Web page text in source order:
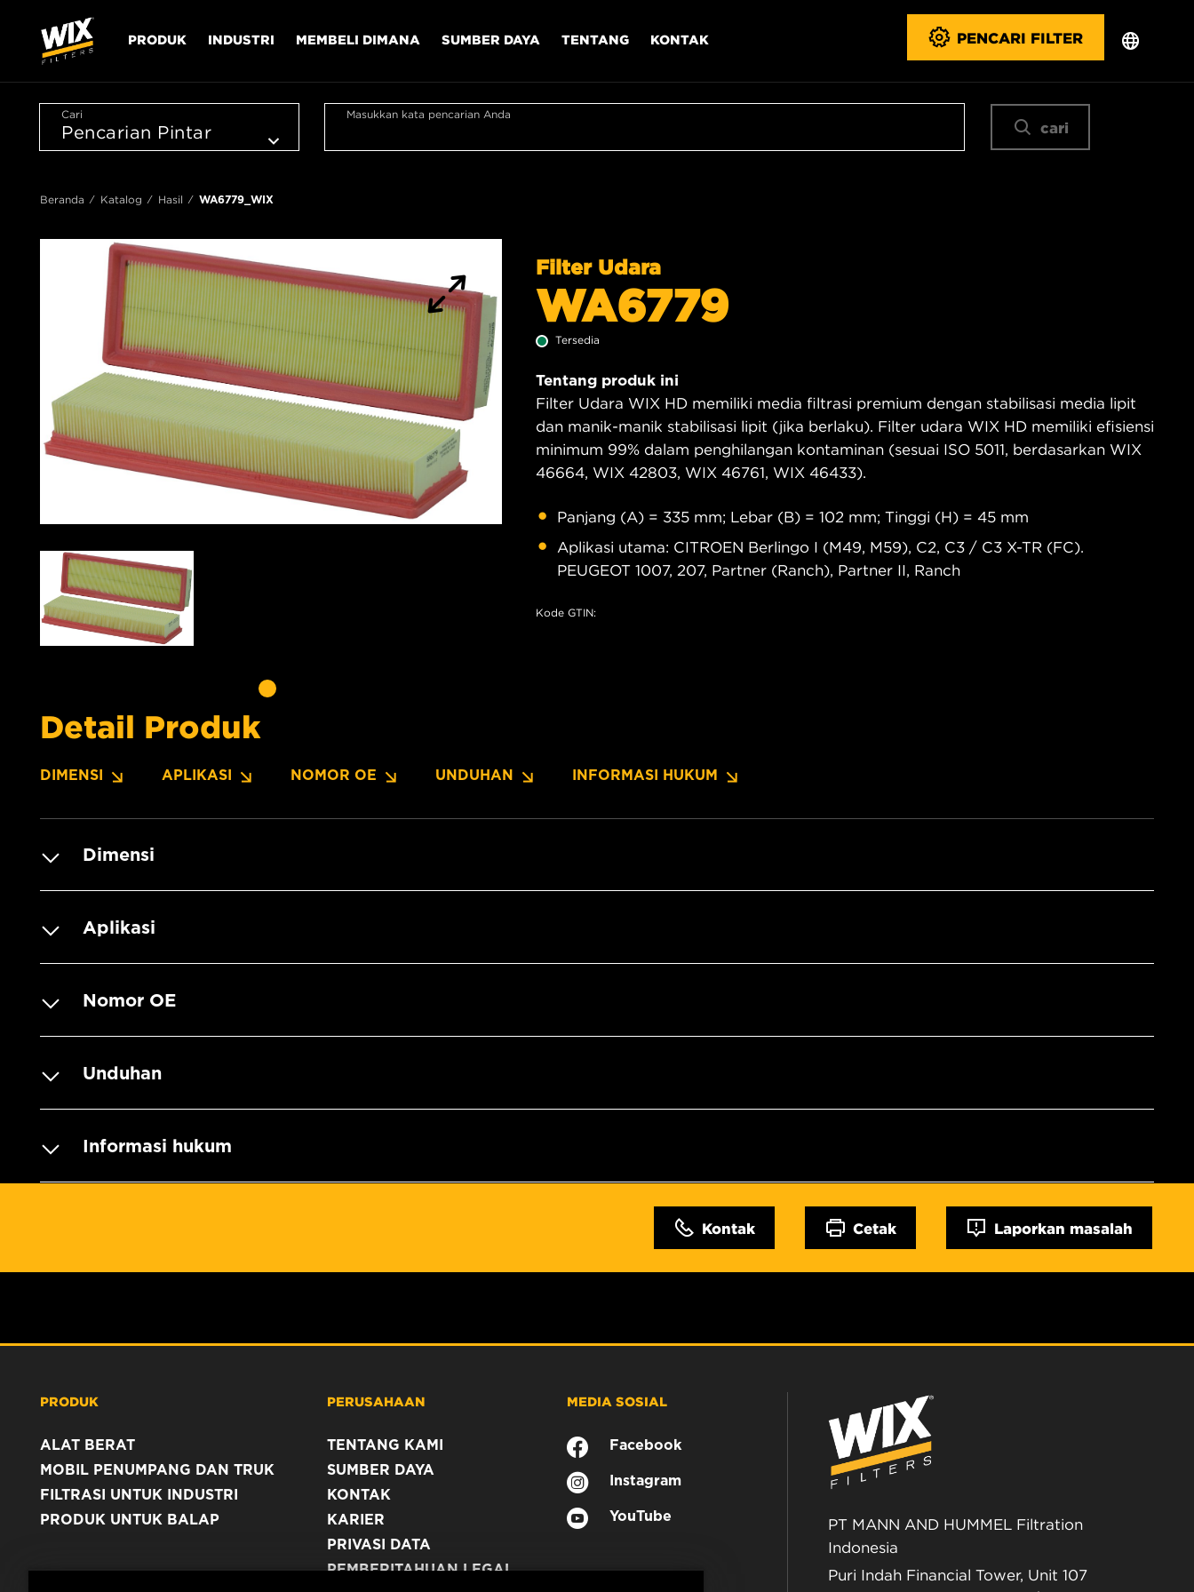
PRODUK INDUSTRI MEMBELI DIMANA SUMBER DAYA TENTANG KONTAK PENCARI FILTER
Cari Masukkan kata pencarian Anda
cari
Beranda Katalog Hasil WA6779_WIX
Filter Udara
WA6779
Tersedia
Tentang produk ini
Filter Udara WIX HD memiliki media filtrasi premium dengan stabilisasi media lipit
dan manik-manik stabilisasi lipit (jika berlaku). Filter udara WIX HD memiliki efisiensi
minimum 99% dalam penghilangan kontaminan (sesuai ISO 5011, berdasarkan WIX
46664, WIX 42803, WIX 46761, WIX 46433).
Panjang (A) = 335 mm; Lebar (B) = 102 mm; Tinggi (H) = 45 mm
Aplikasi utama: CITROEN Berlingo I (M49, M59), C2, C3 / C3 X-TR (FC).
PEUGEOT 1007, 207, Partner (Ranch), Partner II, Ranch
Kode GTIN:
Detail Produk
DIMENSI APLIKASI NOMOR OE UNDUHAN INFORMASI HUKUM
Dimensi
Aplikasi
Nomor OE
Unduhan
Informasi hukum
Kontak Cetak Laporkan masalah
PRODUK
ALAT BERAT
MOBIL PENUMPANG DAN TRUK
FILTRASI UNTUK INDUSTRI
PRODUK UNTUK BALAP
PERUSAHAAN
TENTANG KAMI
SUMBER DAYA
KONTAK
KARIER
PRIVASI DATA
PEMBERITAHUAN LEGAL
MEDIA SOSIAL
Facebook
Instagram
YouTube
PT MANN AND HUMMEL Filtration
Indonesia
Puri Indah Financial Tower, Unit 107